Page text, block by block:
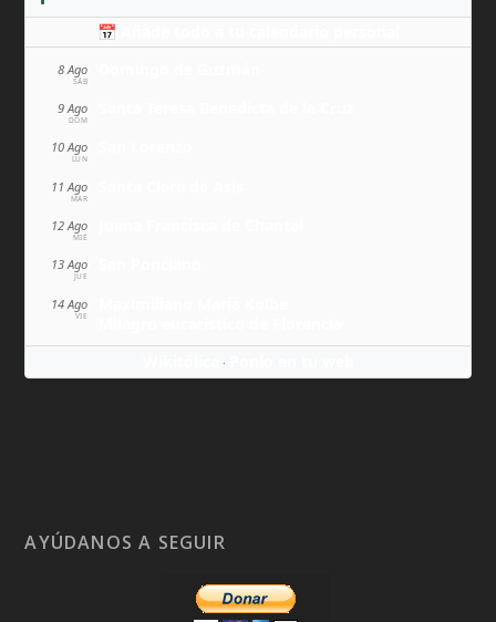
📅 Añade todo a tu calendario personal
8 Ago
SÁB
9 Ago
DOM
10 Ago
LUN
11 Ago
MAR
12 Ago
MIÉ
13 Ago
JUE
14 Ago
VIE
·
AYÚDANOS A SEGUIR